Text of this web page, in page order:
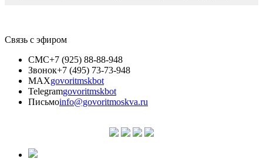
Связь с эфиром
СМС+7 (925) 88-88-948
Звонок+7 (495) 73-73-948
MAXgovoritmskbot
Telegramgovoritmskbot
Письмоinfo@govoritmoskva.ru